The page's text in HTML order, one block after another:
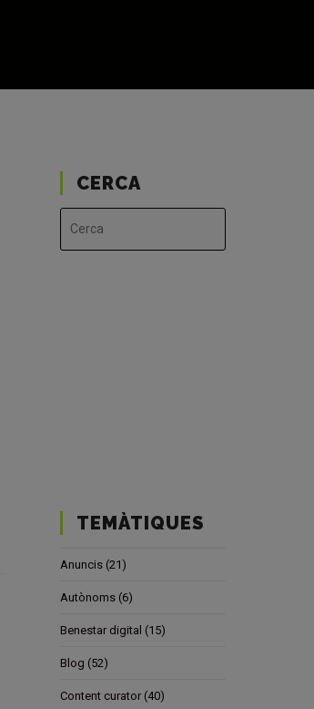
CERCA
TEMÀTIQUES
Anuncis (21)
Autònoms (6)
Benestar digital (15)
Blog (52)
Content curator (40)